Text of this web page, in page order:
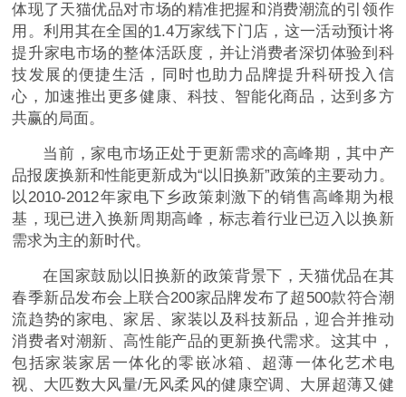
体现了天猫优品对市场的精准把握和消费潮流的引领作
用。利用其在全国的1.4万家线下门店，这一活动预计将
提升家电市场的整体活跃度，并让消费者深切体验到科
技发展的便捷生活，同时也助力品牌提升科研投入信
心，加速推出更多健康、科技、智能化商品，达到多方
共赢的局面。
当前，家电市场正处于更新需求的高峰期，其中产
品报废换新和性能更新成为“以旧换新”政策的主要动力。
以2010-2012年家电下乡政策刺激下的销售高峰期为根
基，现已进入换新周期高峰，标志着行业已迈入以换新
需求为主的新时代。
在 国家鼓励以旧换新的政策背景下，天猫优品在其
春季新品发布会上联合200家品牌发布了超500款符合潮
流趋势的家电、家居、家装以及科技新品，迎合并推动
消费者对潮新、高性能产品的更新换代需求。这其中，
包括家装家居一体化的零嵌冰箱、超薄一体化艺术电
视、大匹数大风量/无风柔风的健康空调、大屏超薄又健